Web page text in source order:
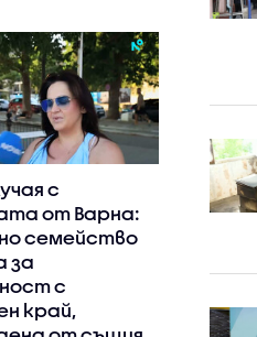
с
от Варна:
семейство
за
с
край,